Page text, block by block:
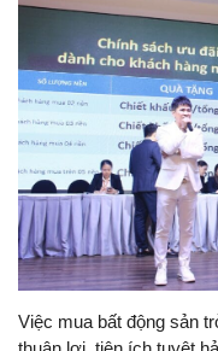
Việc mua bất động sản